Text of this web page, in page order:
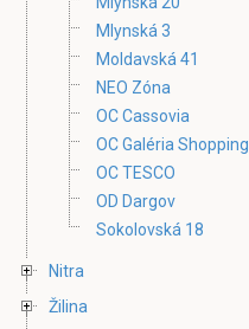
Mlynská 3
Moldavská 41
NEO Zóna
OC Cassovia
OC Galéria Shopping
OC TESCO
OD Dargov
Sokolovská 18
Nitra
Žilina